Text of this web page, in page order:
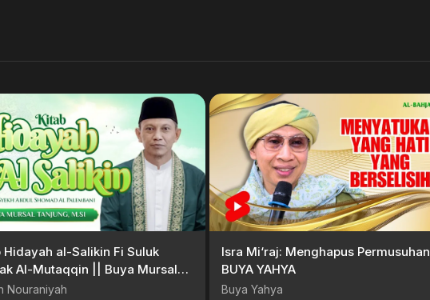
Hidayah al-Salikin Fi Suluk
Al-Mutaqqin || Buya Mursal
M.SI
Nouraniyah
Isra Mi‘raj: Menghapus Permusuhan |
BUYA YAHYA
Buya Yahya